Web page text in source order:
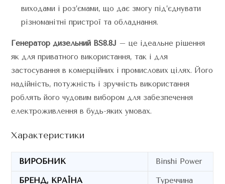
виходами і роз’ємами, що дає змогу під’єднувати
різноманітні пристрої та обладнання.
Генератор дизельний BS8.8J – це ідеальне рішення
як для приватного використання, так і для
застосування в комерційних і промислових цілях. Його
надійність, потужність і зручність використання
роблять його чудовим вибором для забезпечення
електроживлення в будь-яких умовах.
Характеристики
ВИРОБНИК Binshi Power
БРЕНД, КРАЇНА Туреччина